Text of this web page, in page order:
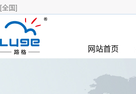
[全国]
网站首页